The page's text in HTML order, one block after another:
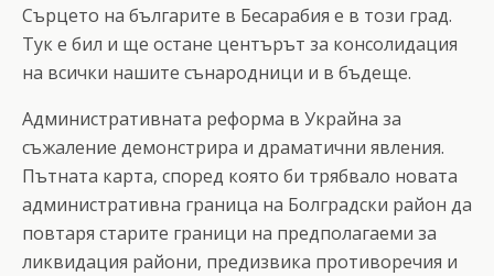
Сърцето на българите в Бесарабия е в този град.
Тук е бил и ще остане центърът за консолидация
на всички нашите сънародници и в бъдеще.
Административната реформа в Украйна за
съжаление демонстрира и драматични явления.
Пътната карта, според която би трябвало новата
административна граница на Болградски район да
повтаря старите граници на предполагаеми за
ликвидация райони, предизвика противоречия и